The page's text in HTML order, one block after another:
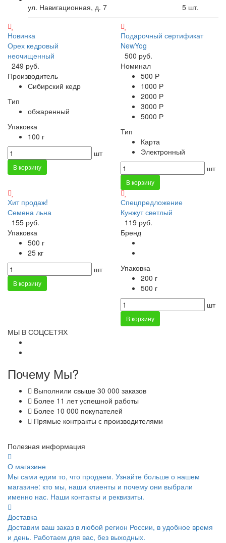
ул. Навигационная, д. 7 5 шт.
Новинка
Орех кедровый
неочищенный
249 руб.
Производитель
Сибирский кедр
Тип
обжаренный
Упаковка
100 г
шт
В корзину
Подарочный сертификат
NewYog
500 руб.
Номинал
500 Р
1000 Р
2000 Р
3000 Р
5000 Р
Тип
Карта
Электронный
шт
В корзину
Хит продаж!
Семена льна
155 руб.
Упаковка
500 г
25 кг
шт
В корзину
Спецпредложение
Кунжут светлый
119 руб.
Бренд
Упаковка
200 г
500 г
шт
В корзину
МЫ В СОЦСЕТЯХ
Почему Мы?
Выполнили свыше 30 000 заказов
Более 11 лет успешной работы
Более 10 000 покупателей
Прямые контракты с производителями
Полезная информация
О магазине
Мы сами едим то, что продаем. Узнайте больше о нашем
магазине: кто мы, наши клиенты и почему они выбрали
именно нас. Наши контакты и реквизиты.
Доставка
Доставим ваш заказ в любой регион России, в удобное время
и день. Работаем для вас, без выходных.